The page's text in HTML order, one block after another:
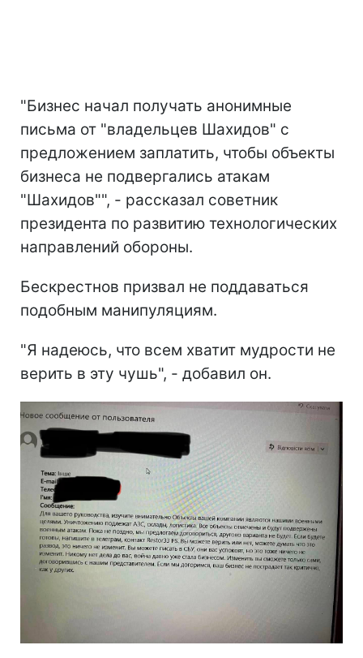
"Бизнес начал получать анонимные
письма от "владельцев Шахидов" с
предложением заплатить, чтобы объекты
бизнеса не подвергались атакам
"Шахидов"", - рассказал советник
президента по развитию технологических
направлений обороны.
Бескрестнов призвал не поддаваться
подобным манипуляциям.
"Я надеюсь, что всем хватит мудрости не
верить в эту чушь", - добавил он.